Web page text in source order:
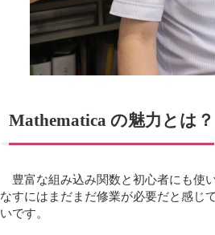
Mathematica の魅力とは？
豊富な組み込み関数と初心者にも使
なすにはまだまだ修業が必要だと感じ
いです。